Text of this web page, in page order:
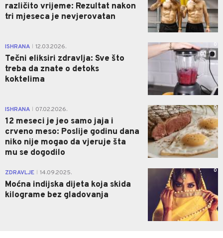
različito vrijeme: Rezultat nakon
tri mjeseca je nevjerovatan
ISHRANA 12.03.2026.
Tečni eliksiri zdravlja: Sve što
treba da znate o detoks
koktelima
0
ISHRANA 07.02.2026.
12 meseci je jeo samo jaja i
crveno meso: Poslije godinu dana
niko nije mogao da vjeruje šta
mu se dogodilo
0
ZDRAVLJE 14.09.2025.
Moćna indijska dijeta koja skida
kilograme bez gladovanja
0